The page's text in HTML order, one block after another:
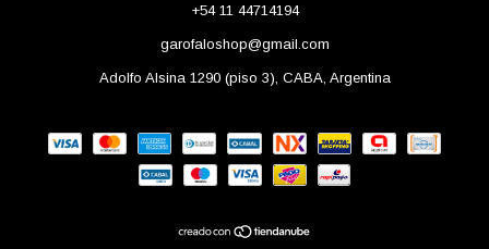
+54 11 44714194
garofaloshop@gmail.com
Adolfo Alsina 1290 (piso 3), CABA, Argentina